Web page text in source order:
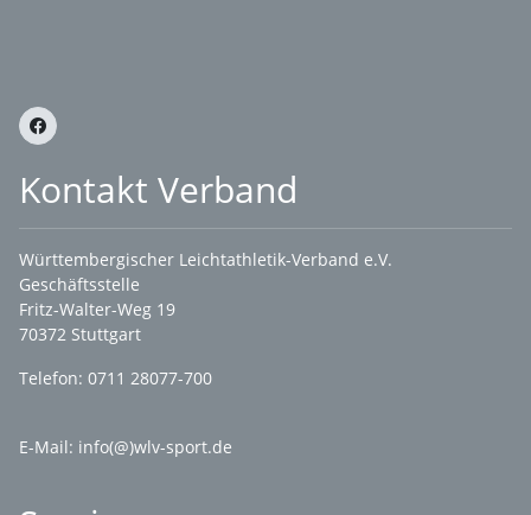
Kontakt Verband
Württembergischer Leichtathletik-Verband e.V.
Geschäftsstelle
Fritz-Walter-Weg 19
70372 Stuttgart
Telefon: 0711 28077-700
E-Mail: info(@)wlv-sport.de